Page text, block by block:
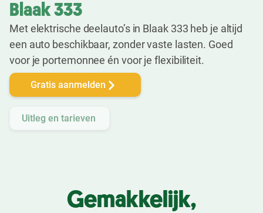
Blaak 333
Met elektrische deelauto’s in Blaak 333 heb je altijd
een auto beschikbaar, zonder vaste lasten. Goed
voor je portemonnee én voor je flexibiliteit.
Gratis aanmelden
Uitleg en tarieven
Gemakkelijk,